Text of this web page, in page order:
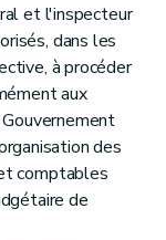
et l'inspecteur
dans les
à procéder
aux
des
comptables
de